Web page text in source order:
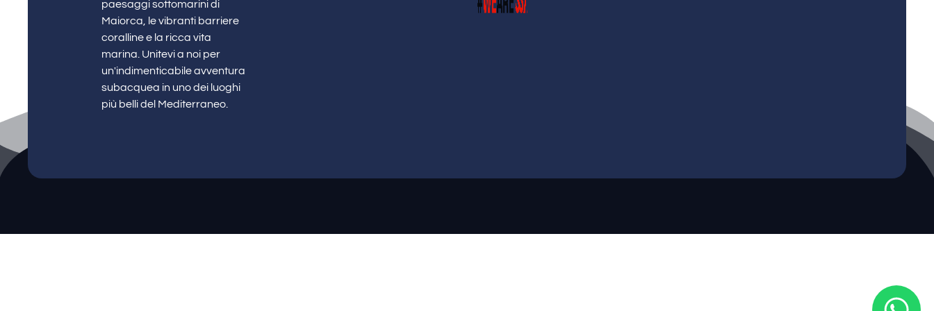
paesaggi sottomarini di
Maiorca, le vibranti barriere
coralline e la ricca vita
marina. Unitevi a noi per
un'indimenticabile avventura
subacquea in uno dei luoghi
più belli del Mediterraneo.